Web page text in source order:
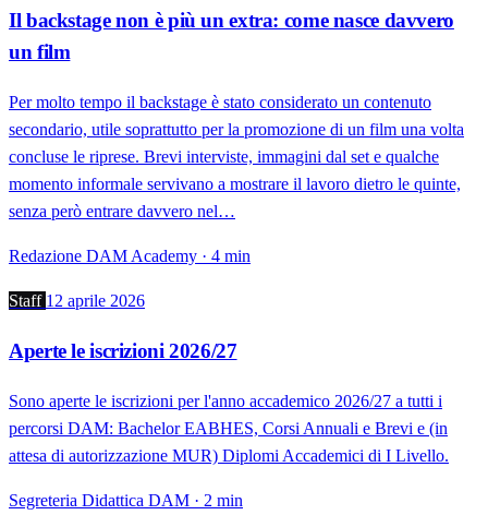
Il backstage non è più un extra: come nasce davvero
un film
Per molto tempo il backstage è stato considerato un contenuto
secondario, utile soprattutto per la promozione di un film una volta
concluse le riprese. Brevi interviste, immagini dal set e qualche
momento informale servivano a mostrare il lavoro dietro le quinte,
senza però entrare davvero nel…
Redazione DAM Academy · 4 min
Staff 12 aprile 2026
Aperte le iscrizioni 2026/27
Sono aperte le iscrizioni per l'anno accademico 2026/27 a tutti i
percorsi DAM: Bachelor EABHES, Corsi Annuali e Brevi e (in
attesa di autorizzazione MUR) Diplomi Accademici di I Livello.
Segreteria Didattica DAM · 2 min